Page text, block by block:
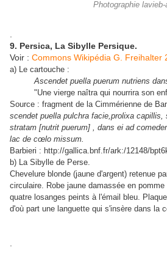
Photographie lavieb-
9. Persica, La Sibylle Persique.
Voir : Commons Wikipédia G. Freihalter
a) Le cartouche :
Ascendet puella puerum nutriens
"Une vierge naîtra qui nourrira son
Source : fragment de la Cimmérienne de
scendet puella pulchra facie,prolixa capillis,
stratam [nutrit puerum] , dans ei ad
lac de cœlo missum.
Barbieri : http://gallica.bnf.fr/ark:/12148/
b) La Sibylle de Perse.
Chevelure blonde (jaune d'argent) retenue
circulaire. Robe jaune damassée en
quatre losanges peints à l'émail bleu.
d'où part une languette qui s'insère dans la